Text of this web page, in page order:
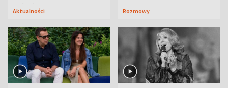
Lubelszczyzna
Aktualności Rozmowy